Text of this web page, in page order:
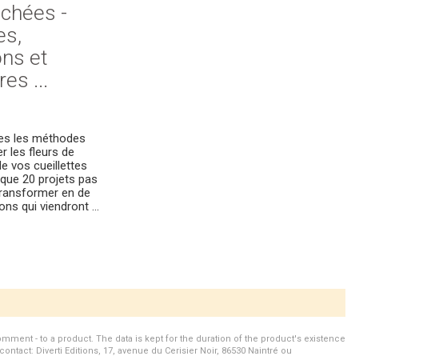
-
et
...
les méthodes
les fleurs de
vos cueillettes
20 projets pas
en de
qui viendront ...
- to a product. The data is kept for the duration of the product's existence
Diverti Editions, 17, avenue du Cerisier Noir, 86530 Naintré ou